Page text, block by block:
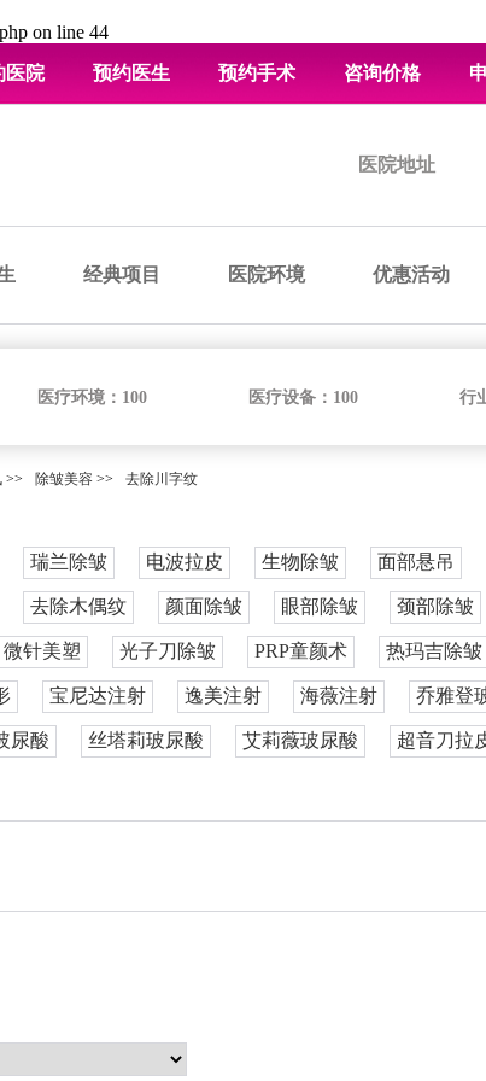
on line 44
医院 预约医生 预约手术 咨询价格
医院地址
经典项目 医院环境 优惠活动
医疗环境： 100 医疗设备： 100 行
>> 除皱美容 >> 去除川字纹
瑞兰除皱 电波拉皮 生物除皱 面部悬吊
去除木偶纹 颜面除皱 眼部除皱 颈部除皱
微针美塑 光子刀除皱 PRP童颜术 热玛吉除皱
宝尼达注射 逸美注射 海薇注射 乔雅登
尿酸 丝塔莉玻尿酸 艾莉薇玻尿酸 超音刀拉